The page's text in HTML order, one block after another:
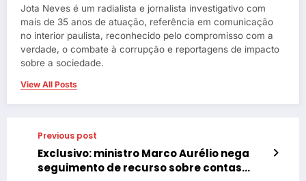
Jota Neves é um radialista e jornalista investigativo com
mais de 35 anos de atuação, referência em comunicação
no interior paulista, reconhecido pelo compromisso com a
verdade, o combate à corrupção e reportagens de impacto
sobre a sociedade.
View All Posts
Previous post
Exclusivo: ministro Marco Aurélio nega
seguimento de recurso sobre contas